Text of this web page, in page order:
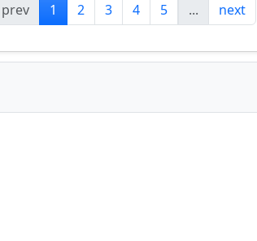
prev 1 2 3 4 5 ... next